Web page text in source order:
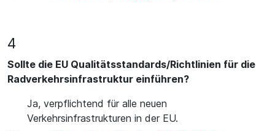
4
Sollte die EU Qualitätsstandards/Richtlinien für die
Radverkehrsinfrastruktur einführen?
Ja, verpflichtend für alle neuen
Verkehrsinfrastrukturen in der EU.